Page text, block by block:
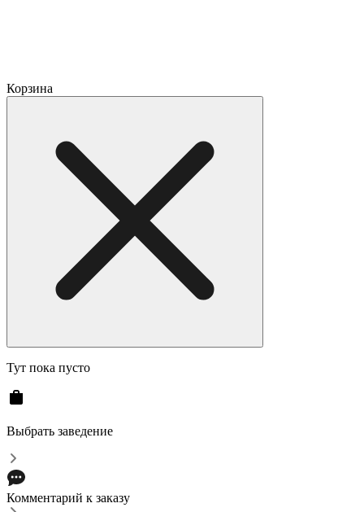
Корзина
Тут пока пусто
Выбрать заведение
Комментарий к заказу